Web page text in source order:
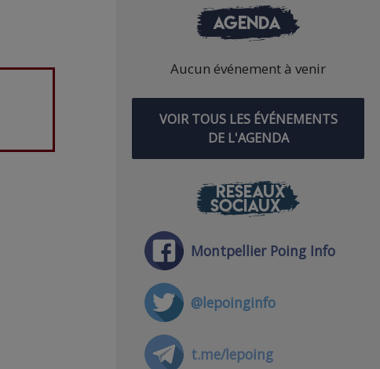
AGENDA
Aucun événement à venir
VOIR TOUS LES ÉVÉNEMENTS
DE L'AGENDA
RÉSEAUX
SOCIAUX
Montpellier Poing Info
@lepoinginfo
t.me/lepoing